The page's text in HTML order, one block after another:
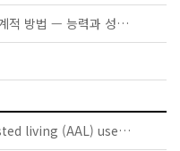
KS Q ISO 22514-4 - 공정관리의 통계적 방법 — 능력과 성능 — 제4부: 공정능력 추정 및 성능 측정
IEC TS 63134:2020 - Active assisted living (AAL) use cases